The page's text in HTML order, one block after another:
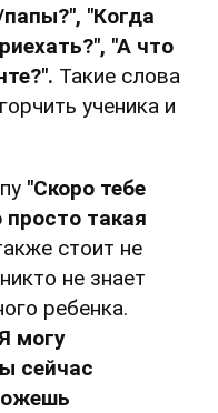
"Когда
"А что
Такие слова
ученика и
"Скоро тебе
такая
стоит не
не знает
ребенка.
могу
сейчас